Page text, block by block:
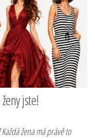
jste!
žena má právě to